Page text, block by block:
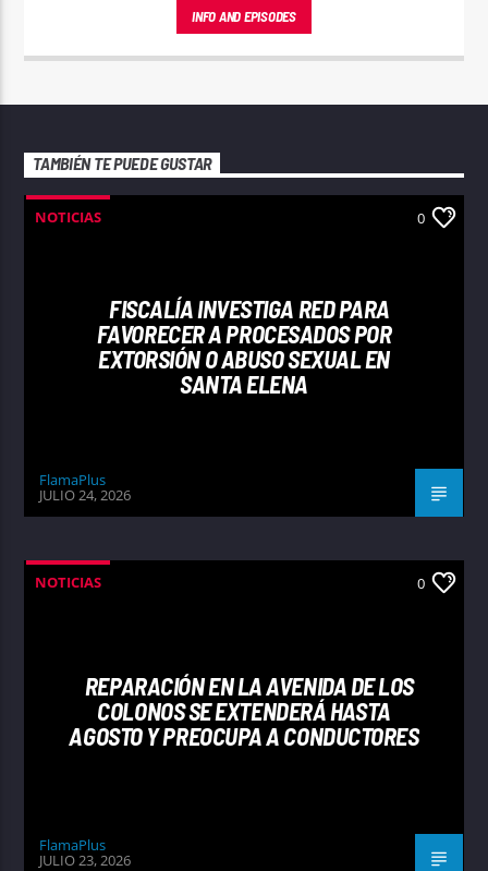
INFO AND EPISODES
TAMBIÉN TE PUEDE GUSTAR
NOTICIAS 0
FISCALÍA INVESTIGA RED PARA
FAVORECER A PROCESADOS POR
EXTORSIÓN O ABUSO SEXUAL EN
SANTA ELENA
FlamaPlus
JULIO 24, 2026
NOTICIAS 0
REPARACIÓN EN LA AVENIDA DE LOS
COLONOS SE EXTENDERÁ HASTA
AGOSTO Y PREOCUPA A CONDUCTORES
FlamaPlus
JULIO 23, 2026